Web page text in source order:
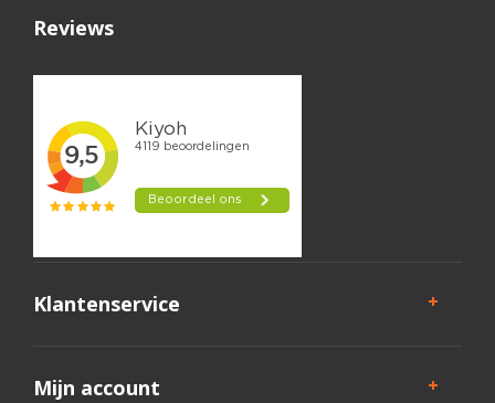
Reviews
Klantenservice
Mijn account